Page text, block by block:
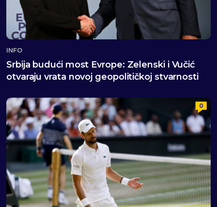
INFO
Srbija budući most Evrope: Zelenski i Vučić
otvaraju vrata novoj geopolitičkoj stvarnosti
0